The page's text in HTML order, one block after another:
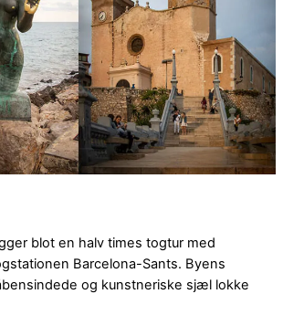
blot en halv times togtur med
Barcelona-Sants. Byens
og kunstneriske sjæl lokke